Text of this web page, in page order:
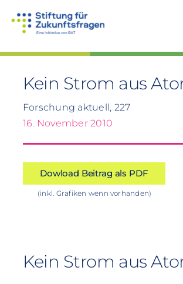
Inhalt
Kein Strom aus
Forschung aktuell, 227
16. November 2010
Dowload Beitrag als PDF
(inkl. Grafiken wenn vorhanden)
Kein Strom aus